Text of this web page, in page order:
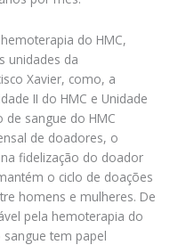
do HMC,
unidades da
Xavier, como, a
II do HMC e Unidade
de sangue do HMC
de doadores, o
fidelização do doador
o ciclo de doações
homens e mulheres. De
pela hemoterapia do
sangue tem papel